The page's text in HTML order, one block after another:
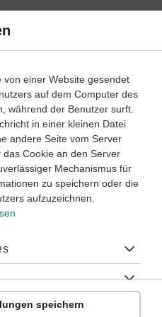
Leser nachvollziehbar und
in Stichpunkten die
Erst wenn der genaue
festgelegt ist, wird mit
die eine Argumentation
einer Website gesendet
auf dem Computer des
während der Benutzer surft.
in einer kleinen Datei
andere Seite vom Server
Cookie an den Server
Mechanismus für
zu speichern oder die
aufzuzeichnen.
speichern